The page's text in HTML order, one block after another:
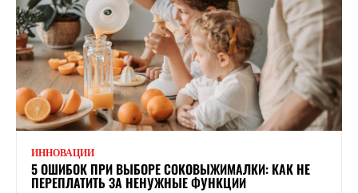
ИННОВАЦИИ
5 ОШИБОК ПРИ ВЫБОРЕ СОКОВЫЖИМАЛКИ: КАК НЕ
ПЕРЕПЛАТИТЬ ЗА НЕНУЖНЫЕ ФУНКЦИИ